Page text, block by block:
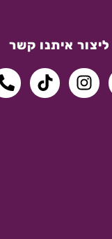
איתנו קשר